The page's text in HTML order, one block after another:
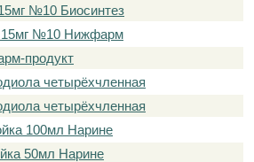
№10 Биосинтез
15мг №10 Нижфарм
продукт
четырёхчленная
четырёхчленная
100мл Нарине
50мл Нарине